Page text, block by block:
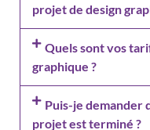
projet de design
Quels sont vos
graphique ?
Puis-je demander
projet est terminé ?